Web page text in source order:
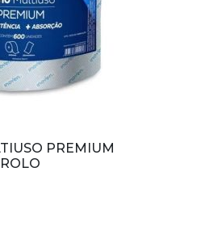
PREMIUM
ROLO